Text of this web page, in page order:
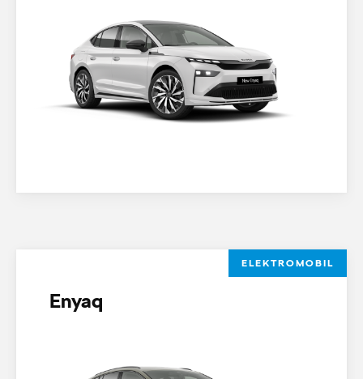
ELEKTROMOBIL
Enyaq